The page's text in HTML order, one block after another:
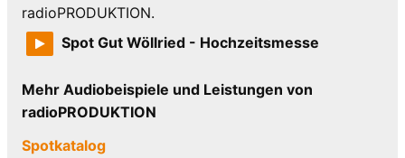
radioPRODUKTION.
Spot Gut Wöllried - Hochzeitsmesse
Mehr Audiobeispiele und Leistungen von
radioPRODUKTION
Spotkatalog